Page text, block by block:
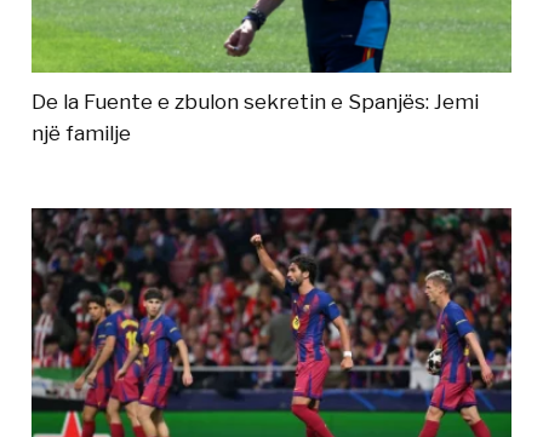
De la Fuente e zbulon sekretin e Spanjës: Jemi
një familje